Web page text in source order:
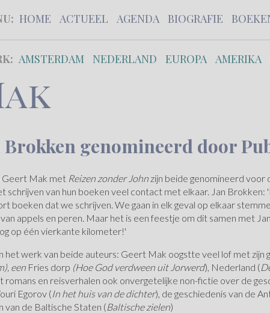
: HOME ACTUEEL AGENDA BIOGRAFIE
: AMSTERDAM NEDERLAND EUROPA AMERIKA
Brokken genomineerd door
Mak met Reizen zonder John zijn beide genomineerd voor
schrijven van hun boeken veel contact met elkaar. Jan
boeken dat we schrijven. We gaan in elk geval op elkaar
appels en peren. Maar het is een feestje om dit samen met
op één vierkante kilometer!'
het werk van beide auteurs: Geert Mak oogstte veel lof met zijn
een Fries dorp (Hoe God verdween uit Jorwerd), Nederland (
romans en reisverhalen ook onvergetelijke non-fictie over de
Egorov (In het huis van de dichter), de geschiedenis van de
van de Baltische Staten (Baltische zielen)